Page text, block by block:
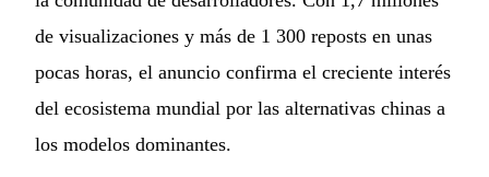
de visualizaciones y más de 1 300 reposts en unas
pocas horas, el anuncio confirma el creciente interés
del ecosistema mundial por las alternativas chinas a
los modelos dominantes.